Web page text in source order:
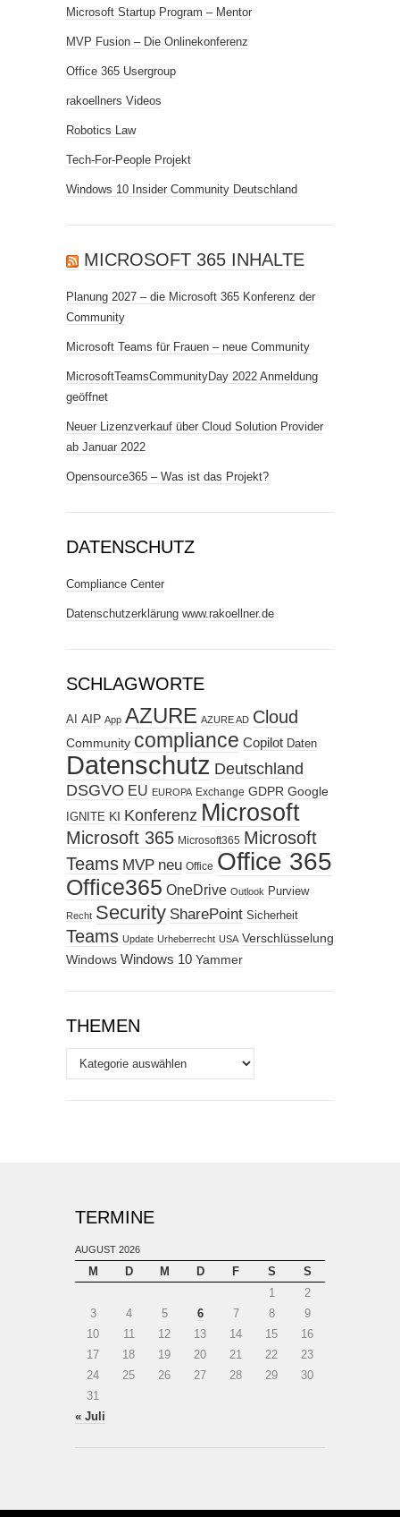
Microsoft Startup Program – Mentor
MVP Fusion – Die Onlinekonferenz
Office 365 Usergroup
rakoellners Videos
Robotics Law
Tech-For-People Projekt
Windows 10 Insider Community Deutschland
MICROSOFT 365 INHALTE
Planung 2027 – die Microsoft 365 Konferenz der
Community
Microsoft Teams für Frauen – neue Community
MicrosoftTeamsCommunityDay 2022 Anmeldung
geöffnet
Neuer Lizenzverkauf über Cloud Solution Provider
ab Januar 2022
Opensource365 – Was ist das Projekt?
DATENSCHUTZ
Compliance Center
Datenschutzerklärung www.rakoellner.de
SCHLAGWORTE
AI AIP App AZURE AZURE AD Cloud
Community compliance Copilot Daten
Datenschutz Deutschland
DSGVO EU EUROPA Exchange GDPR Google
IGNITE KI Konferenz Microsoft
Microsoft 365 Microsoft365 Microsoft
Teams MVP neu Office Office 365
Office365 OneDrive Outlook Purview
Recht Security SharePoint Sicherheit
Teams Update Urheberrecht USA Verschlüsselung
Windows Windows 10 Yammer
THEMEN
Themen
TERMINE
AUGUST 2026
M D M D F S
S
1
2
3
4 5 6 7 8
9
10
11 12 13 14 15
16
17
18 19 20 21 22
23
24
25 26 27 28 29
30
31
« Juli